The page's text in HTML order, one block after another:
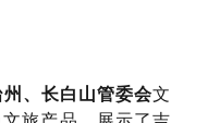
、长白山管委会文